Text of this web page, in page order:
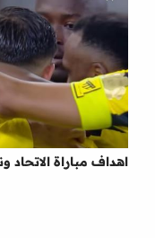
اهداف مباراة الاتحاد ونيوم (3-4)